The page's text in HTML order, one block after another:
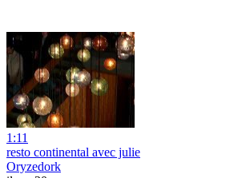
1:11
resto continental avec julie
Oryzedork